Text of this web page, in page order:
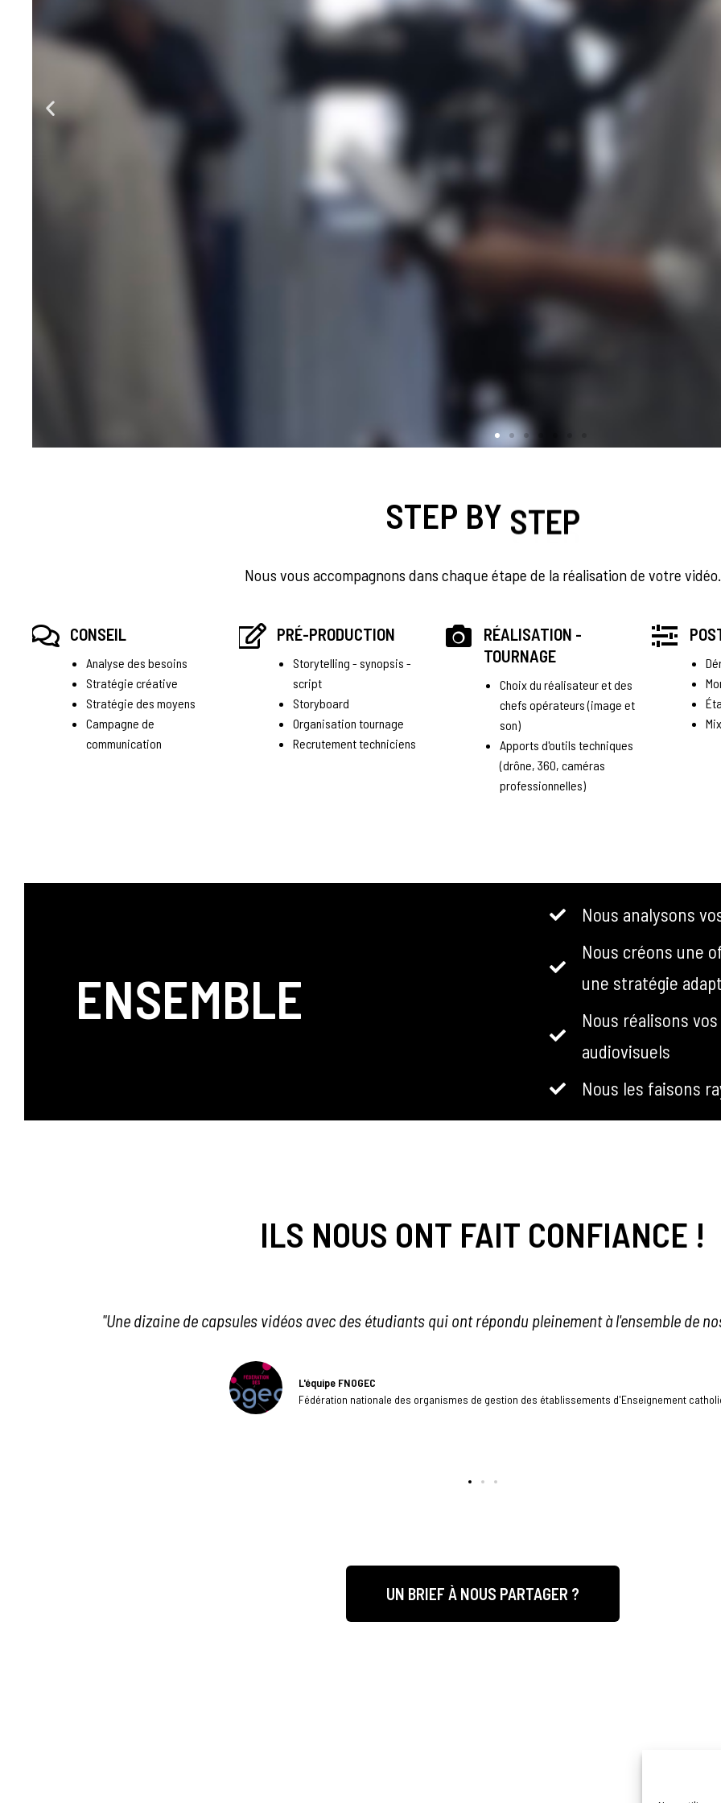
VIDÉOS
PUBLICITAIRES
STEP BY STEP
Nous vous accompagnons dans chaque étape de la réalisation de votre vidéo.
CONSEIL
Analyse des besoins
Stratégie créative
Stratégie des moyens
Campagne de
communication
PRÉ-PRODUCTION
Storytelling - synopsis -
script
Storyboard
Organisation tournage
Recrutement techniciens
RÉALISATION -
TOURNAGE
Choix du réalisateur et des
chefs opérateurs (image et
son)
Apports d'outils techniques
(drône, 360, caméras
professionnelles)
ENSEMBLE
Nous analysons
Nous créons une
une stratégie
Nous réalisons
audiovisuels
Nous les faisons
ILS NOUS ONT FAIT CONFIANCE !
"Nous sommes très satisfaits de la réalisation des supports audiovisuels et de l'accompagnement
PSH Sup
UN BRIEF À NOUS PARTAGER ?